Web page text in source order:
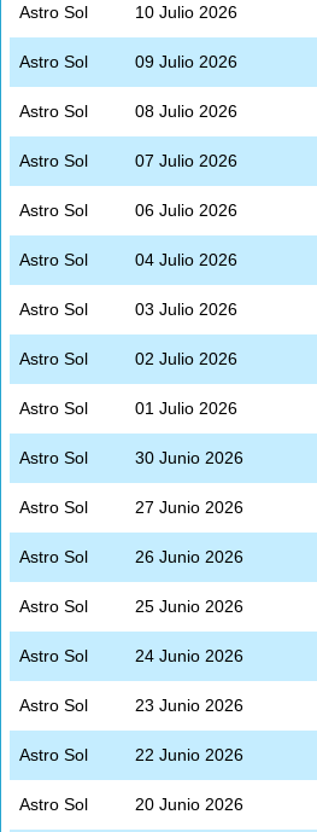
Astro Sol 10 Julio 2026
Astro Sol 09 Julio 2026
Astro Sol 08 Julio 2026
Astro Sol 07 Julio 2026
Astro Sol 06 Julio 2026
Astro Sol 04 Julio 2026
Astro Sol 03 Julio 2026
Astro Sol 02 Julio 2026
Astro Sol 01 Julio 2026
Astro Sol 30 Junio 2026
Astro Sol 27 Junio 2026
Astro Sol 26 Junio 2026
Astro Sol 25 Junio 2026
Astro Sol 24 Junio 2026
Astro Sol 23 Junio 2026
Astro Sol 22 Junio 2026
Astro Sol 20 Junio 2026